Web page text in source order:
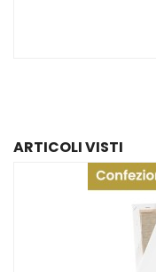
ARTICOLI VISTI